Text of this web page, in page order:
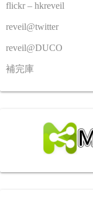
flickr – hkreveil
reveil@twitter
reveil@DUCO
補完庫